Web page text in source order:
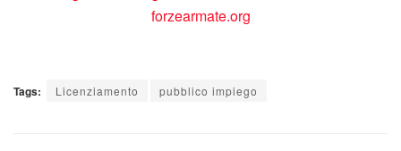
Tags: Licenziamento pubblico impiego